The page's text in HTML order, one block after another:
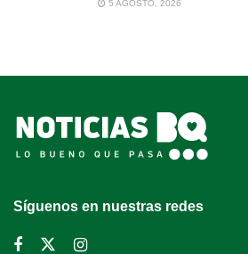
5 AGOSTO, 2026
Síguenos en nuestras redes